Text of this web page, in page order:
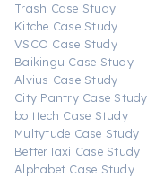
Trash Case Study
Kitche Case Study
VSCO Case Study
Baikingu Case Study
Alvius Case Study
City Pantry Case Study
bolttech Case Study
Multytude Case Study
BetterTaxi Case Study
Alphabet Case Study